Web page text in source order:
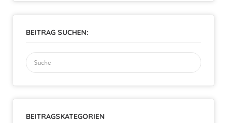
BEITRAG SUCHEN:
Suchen
nach:
BEITRAGSKATEGORIEN